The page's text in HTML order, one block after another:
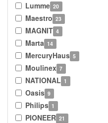
Lumme 20
Maestro 23
MAGNIT 4
Marta 14
MercuryHaus 5
Moulinex 7
NATIONAL 1
Oasis 9
Philips 1
PIONEER 21